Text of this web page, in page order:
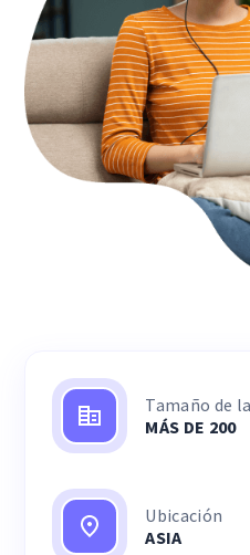
Tamaño de
MÁS DE 200
Ubicación
ASIA